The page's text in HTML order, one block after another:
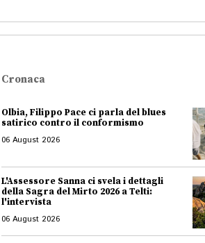
Cronaca
Olbia, Filippo Pace ci parla del blues
satirico contro il conformismo
06 August 2026
L'Assessore Sanna ci svela i dettagli
della Sagra del Mirto 2026 a Telti:
l'intervista
06 August 2026